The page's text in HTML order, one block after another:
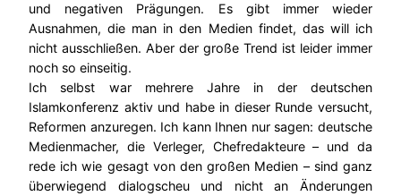
und negativen Prägungen. Es gibt immer wieder
Ausnahmen, die man in den Medien findet, das will ich
nicht ausschließen. Aber der große Trend ist leider immer
noch so einseitig.
Ich selbst war mehrere Jahre in der deutschen
Islamkonferenz aktiv und habe in dieser Runde versucht,
Reformen anzuregen. Ich kann Ihnen nur sagen: deutsche
Medienmacher, die Verleger, Chefredakteure – und da
rede ich wie gesagt von den großen Medien – sind ganz
überwiegend dialogscheu und nicht an Änderungen